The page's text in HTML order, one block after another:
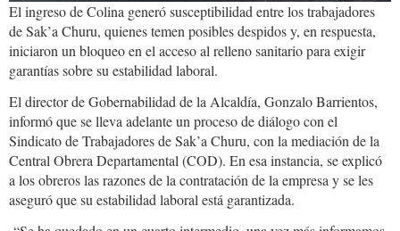
El ingreso de Colina generó susceptibilidad entre los trabajadores
de Sak’a Churu, quienes temen posibles despidos y, en respuesta,
iniciaron un bloqueo en el acceso al relleno sanitario para exigir
garantías sobre su estabilidad laboral.
El director de Gobernabilidad de la Alcaldía, Gonzalo Barrientos,
informó que se lleva adelante un proceso de diálogo con el
Sindicato de Trabajadores de Sak’a Churu, con la mediación de la
Central Obrera Departamental (COD). En esa instancia, se explicó
a los obreros las razones de la contratación de la empresa y se les
aseguró que su estabilidad laboral está garantizada.